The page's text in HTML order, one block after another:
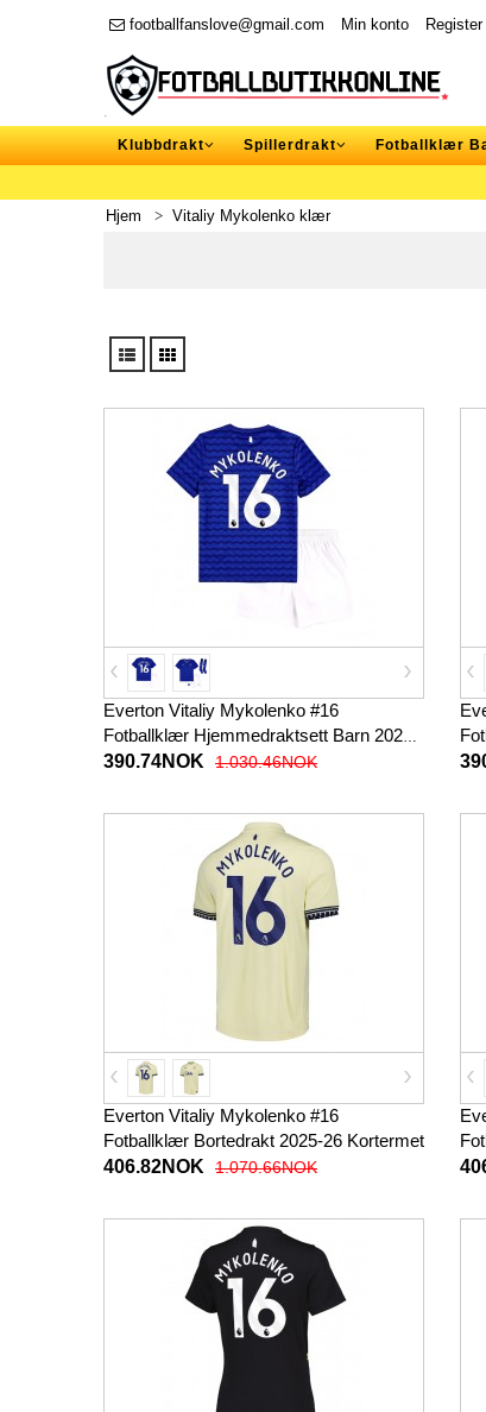
footballfanslove@gmail.com Min konto Register
Klubbdrakt Spillerdrakt Fotballklær
Hjem Vitaliy Mykolenko klær
Everton Vitaliy Mykolenko #16
Fotballklær Hjemmedraktsett Barn 2025-
26 Kortermet (+ korte bukser)
390.74NOK 1.030.46NOK
Everton Vitaliy Mykolenko #16
Fotballklær Bortedrakt 2025-26 Kortermet
406.82NOK
1.070.66NOK